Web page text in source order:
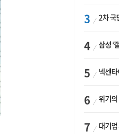
2차 국민성장펀
삼성 ‘갤Z8’ 일
넥센타이어,
위기의 ‘K-석화’,
대기업 89곳 중